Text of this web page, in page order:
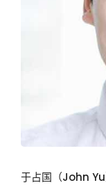
于占国（John